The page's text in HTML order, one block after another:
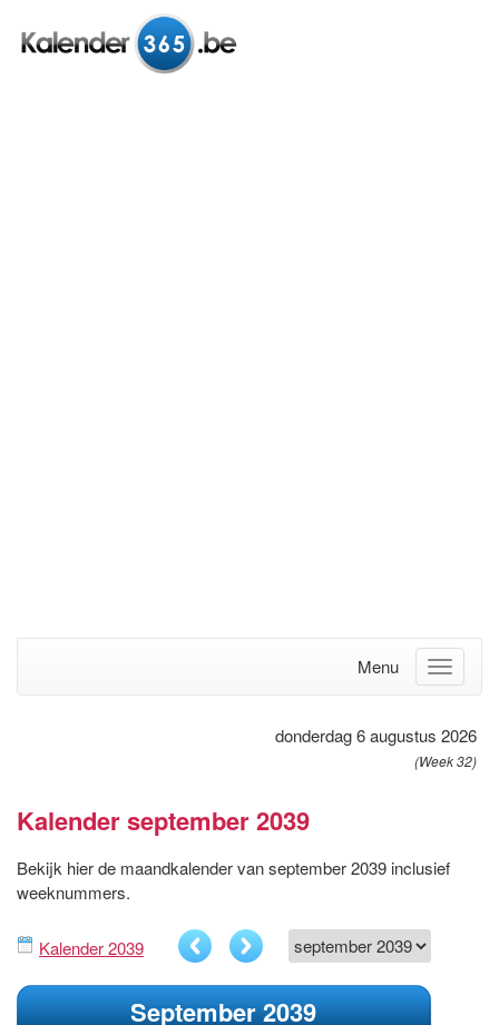
Menu
donderdag 6 augustus 2026
(Week 32)
Kalender september 2039
Bekijk hier de maandkalender van september 2039 inclusief
weeknummers.
Kalender 2039
September 2039